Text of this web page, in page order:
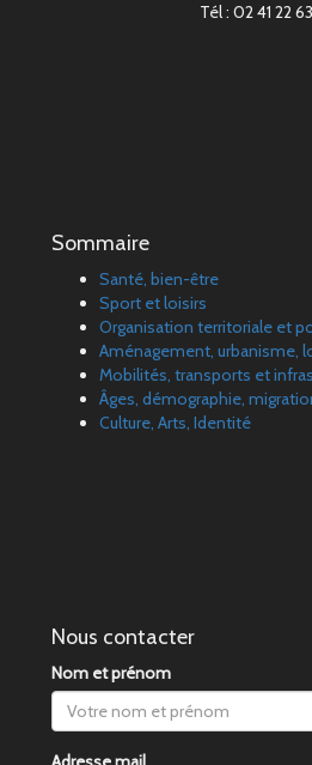
Tél : 02 41 22
Sommaire
Santé, bien-être
Sport et loisirs
Organisation territoriale et
Aménagement, urbanisme,
Mobilités, transports et
Âges, démographie,
Culture, Arts, Identité
Nous contacter
Nom et prénom